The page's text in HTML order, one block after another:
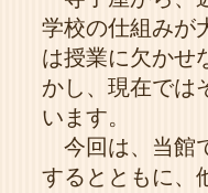
学校の仕組みが
は授業に欠かせ
かし、現在では
います。
今回は、当館
するとともに、